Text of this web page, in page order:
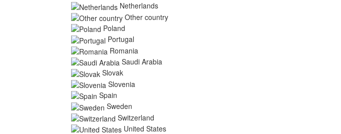
Netherlands
Other country
Poland
Portugal
Romania
Saudi Arabia
Slovak
Slovenia
Spain
Sweden
Switzerland
United States